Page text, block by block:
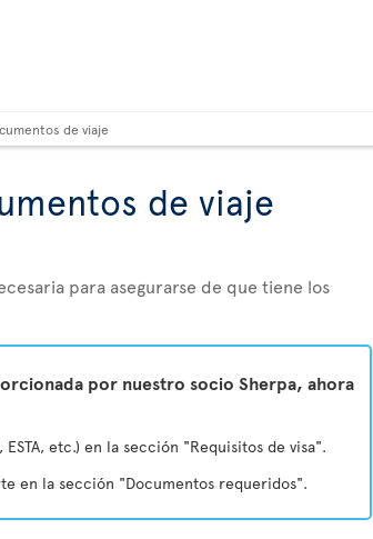
de viaje
de viaje
para asegurarse de que tiene los
por nuestro socio Sherpa, ahora
etc.) en la sección "Requisitos de visa".
en la sección "Documentos requeridos".